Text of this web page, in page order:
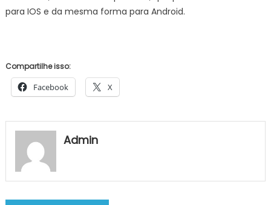
para IOS e da mesma forma para Android.
Compartilhe isso:
Facebook X
Admin